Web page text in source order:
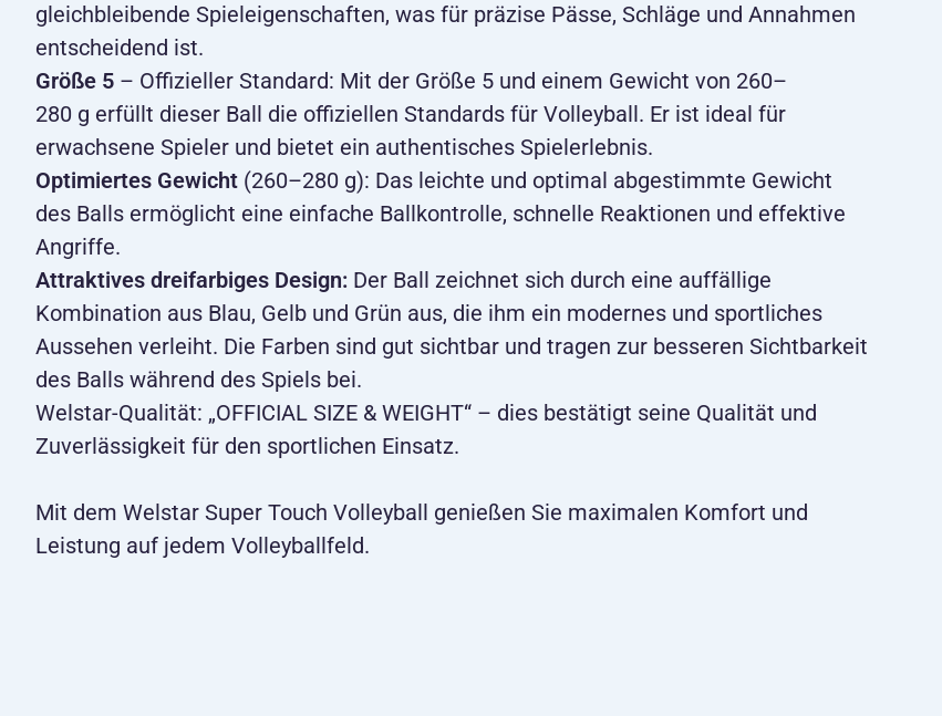
gleichbleibende Spieleigenschaften, was für präzise Pässe, Schläge und Annahmen
entscheidend ist.
Größe 5 – Offizieller Standard: Mit der Größe 5 und einem Gewicht von 260–
280 g erfüllt dieser Ball die offiziellen Standards für Volleyball. Er ist ideal für
erwachsene Spieler und bietet ein authentisches Spielerlebnis.
Optimiertes Gewicht (260–280 g): Das leichte und optimal abgestimmte Gewicht
des Balls ermöglicht eine einfache Ballkontrolle, schnelle Reaktionen und effektive
Angriffe.
Attraktives dreifarbiges Design: Der Ball zeichnet sich durch eine auffällige
Kombination aus Blau, Gelb und Grün aus, die ihm ein modernes und sportliches
Aussehen verleiht. Die Farben sind gut sichtbar und tragen zur besseren Sichtbarkeit
des Balls während des Spiels bei.
Welstar-Qualität: „OFFICIAL SIZE & WEIGHT“ – dies bestätigt seine Qualität und
Zuverlässigkeit für den sportlichen Einsatz.
Mit dem Welstar Super Touch Volleyball genießen Sie maximalen Komfort und
Leistung auf jedem Volleyballfeld.